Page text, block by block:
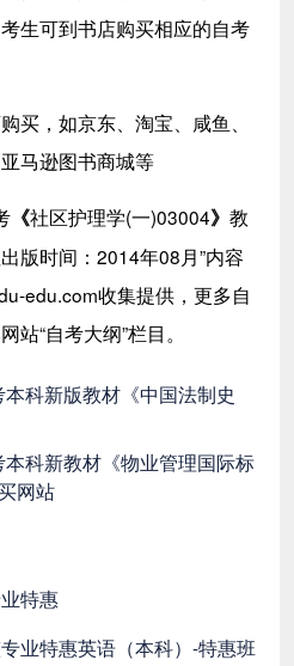
生可到书店购买相应的自考
，如京东、淘宝、咸鱼、
马逊图书商城等
《社区护理学(一)03004》 教
版时间：2014年08月”内容
edu.com收集提供，更多自
“自考大纲”栏目。
科新版教材《中国法制史
科新教材《物业管理国际标
网站
特惠
业特惠英语（本科）-特惠班